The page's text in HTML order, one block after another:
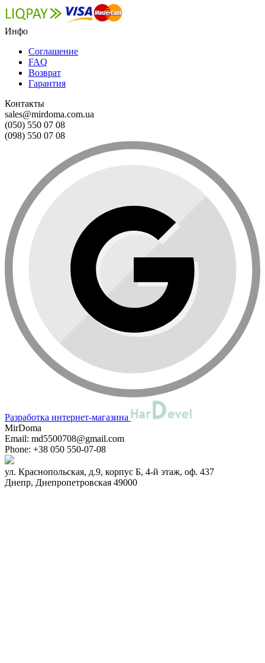
Инфо
Соглашение
FAQ
Возврат
Гарантия
Контакты
sales@mirdoma.com.ua
(050) 550 07 08
(098) 550 07 08
Разработка интернет-магазина
MirDoma
Email: md5500708@gmail.com
Phone: +38 050 550-07-08
ул. Краснопольская, д.9, корпус Б, 4-й этаж, оф. 437
Днепр, Днепропетровская 49000